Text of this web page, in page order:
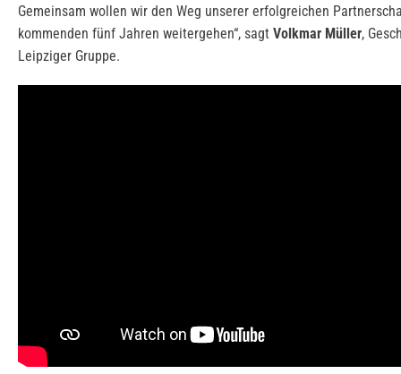
Gemeinsam wollen wir den Weg unserer erfolgreichen
kommenden fünf Jahren weitergehen“, sagt Volkmar Müller,
Leipziger Gruppe.